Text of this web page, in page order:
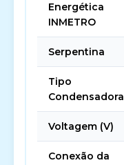
Energética
INMETRO
Serpentina
Tipo
Condensadora
Voltagem (V)
Conexão da